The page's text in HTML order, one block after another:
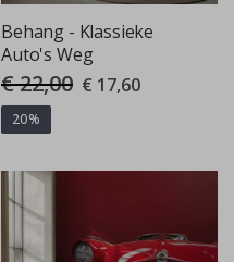
Behang - Klassieke
Auto's Weg
€ 22,00 Special
Price
€ 17,60
20%